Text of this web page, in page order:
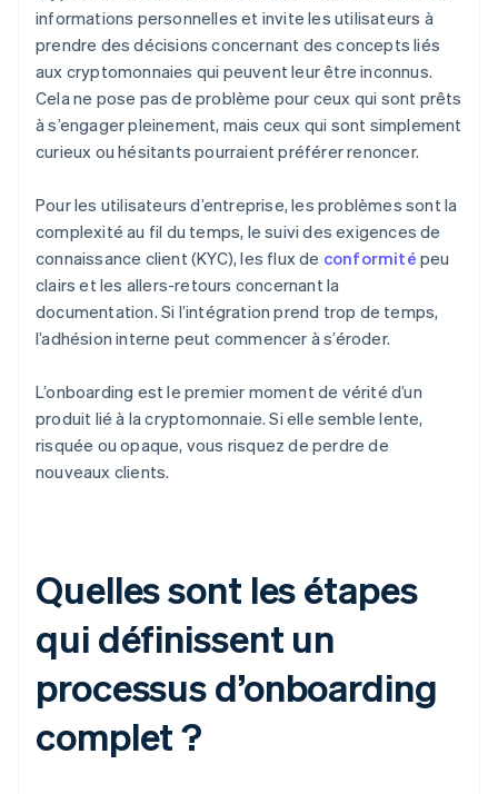
informations personnelles et invite les utilisateurs à
prendre des décisions concernant des concepts liés
aux cryptomonnaies qui peuvent leur être inconnus.
Cela ne pose pas de problème pour ceux qui sont prêts
à s’engager pleinement, mais ceux qui sont simplement
curieux ou hésitants pourraient préférer renoncer.
Pour les utilisateurs d’entreprise, les problèmes sont la
complexité au fil du temps, le suivi des exigences de
connaissance client (KYC), les flux de conformité peu
clairs et les allers-retours concernant la
documentation. Si l’intégration prend trop de temps,
l’adhésion interne peut commencer à s’éroder.
L’onboarding est le premier moment de vérité d’un
produit lié à la cryptomonnaie. Si elle semble lente,
risquée ou opaque, vous risquez de perdre de
nouveaux clients.
Quelles sont les étapes
qui définissent un
processus d’onboarding
complet ?